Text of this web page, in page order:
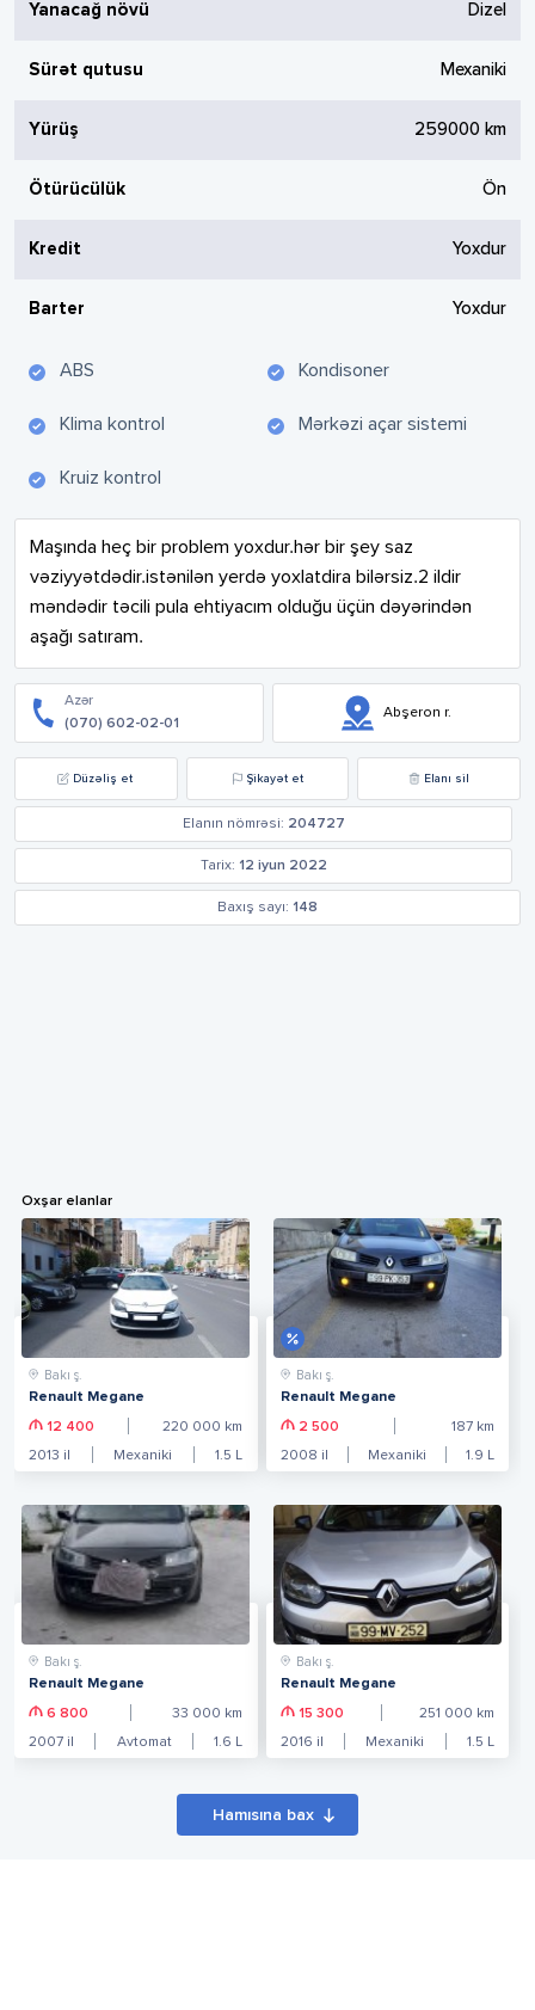
Yanacağ növü Dizel
Sürət qutusu Mexaniki
Yürüş 259000 km
Ötürücülük Ön
Kredit Yoxdur
Barter Yoxdur
ABS Kondisoner
Klima kontrol Mərkəzi açar sistemi
Kruiz kontrol
Maşında heç bir problem yoxdur.hər bir şey saz
vəziyyətdədir.istənilən yerdə yoxlatdira bilərsiz.2 ildir
məndədir təcili pula ehtiyacım olduğu üçün dəyərindən
aşağı satıram.
Azər
(070) 602-02-01
Abşeron r.
Düzəliş et Şikayət et Elanı sil
Elanın nömrəsi: 204727
Tarix: 12 iyun 2022
Baxış sayı: 148
Oxşar elanlar
Bakı ş.
Renault Megane
12 400 220 000 km
2013 il Mexaniki 1.5 L
Bakı ş.
Renault Megane
2 500 187 km
2008 il Mexaniki 1.9 L
Bakı ş.
Renault Megane
6 800 33 000 km
2007 il Avtomat 1.6 L
Bakı ş.
Renault Megane
15 300 251 000 km
2016 il Mexaniki 1.5 L
Hamısına bax